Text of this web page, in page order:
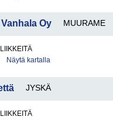
Oy MUURAME
Näytä kartalla
JYSKÄ